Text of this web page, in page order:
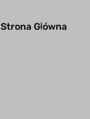
Strona Główna